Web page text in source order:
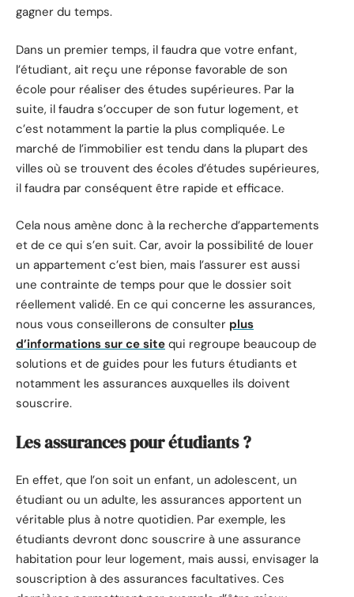
gagner du temps.
Dans un premier temps, il faudra que votre enfant,
l’étudiant, ait reçu une réponse favorable de son
école pour réaliser des études supérieures. Par la
suite, il faudra s’occuper de son futur logement, et
c’est notamment la partie la plus compliquée. Le
marché de l’immobilier est tendu dans la plupart des
villes où se trouvent des écoles d’études supérieures,
il faudra par conséquent être rapide et efficace.
Cela nous amène donc à la recherche d’appartements
et de ce qui s’en suit. Car, avoir la possibilité de louer
un appartement c’est bien, mais l’assurer est aussi
une contrainte de temps pour que le dossier soit
réellement validé. En ce qui concerne les assurances,
nous vous conseillerons de consulter plus
d’informations sur ce site qui regroupe beaucoup de
solutions et de guides pour les futurs étudiants et
notamment les assurances auxquelles ils doivent
souscrire.
Les assurances pour étudiants ?
En effet, que l’on soit un enfant, un adolescent, un
étudiant ou un adulte, les assurances apportent un
véritable plus à notre quotidien. Par exemple, les
étudiants devront donc souscrire à une assurance
habitation pour leur logement, mais aussi, envisager la
souscription à des assurances facultatives. Ces